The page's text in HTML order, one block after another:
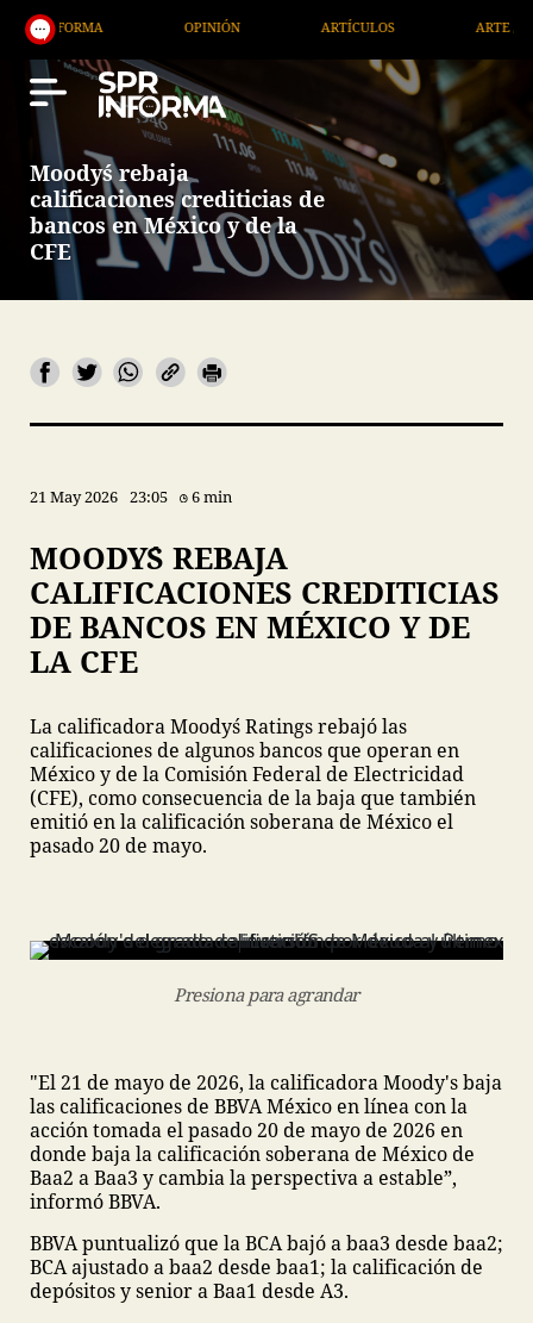
OPINIÓN ARTÍCULOS ARTE / ENTRETENIMIENTO
Moody´s rebaja
calificaciones crediticias de
bancos en México y de la
CFE
21 May 2026 23:05 6 min
MOODY´S REBAJA
CALIFICACIONES CREDITICIAS
DE BANCOS EN MÉXICO Y DE
LA CFE
La calificadora Moody´s Ratings rebajó las
calificaciones de algunos bancos que operan en
México y de la Comisión Federal de Electricidad
(CFE), como consecuencia de la baja que también
emitió en la calificación soberana de México el
pasado 20 de mayo.
Presiona para agrandar
"El 21 de mayo de 2026, la calificadora Moody's baja
las calificaciones de BBVA México en línea con la
acción tomada el pasado 20 de mayo de 2026 en
donde baja la calificación soberana de México de
Baa2 a Baa3 y cambia la perspectiva a estable”,
informó BBVA.
BBVA puntualizó que la BCA bajó a baa3 desde baa2;
BCA ajustado a baa2 desde baa1; la calificación de
depósitos y senior a Baa1 desde A3.